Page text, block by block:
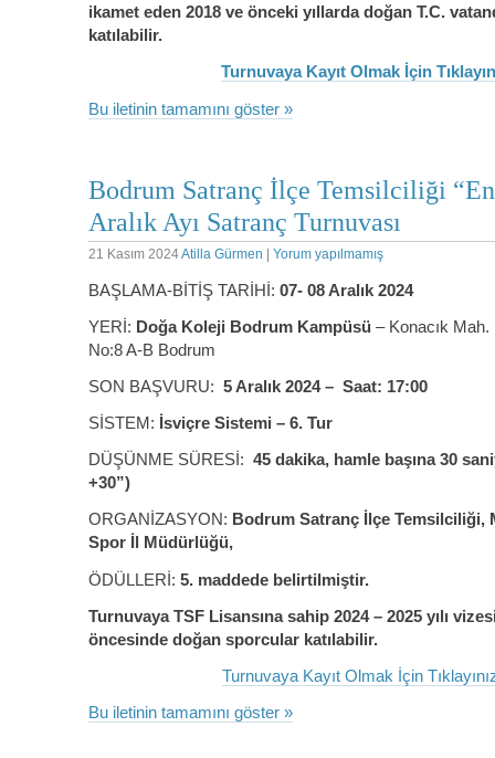
ikamet eden 2018 ve önceki yıllarda doğan T.C.
katılabilir.
Turnuvaya Kayıt Olmak İçin
Bu iletinin tamamını göster »
Bodrum Satranç İlçe Temsilciliği
Aralık Ayı Satranç Turnuvası
21 Kasım 2024Atilla Gürmen Yorum yapılmamış
BAŞLAMA-BİTİŞ TARİHİ: 07- 08 Aralık 2024
YERİ: Doğa Koleji Bodrum Kampüsü – Konacık
No:8 A-B Bodrum
SON BAŞVURU: 5 Aralık 2024 – Saat: 17:00
SİSTEM: İsviçre Sistemi – 6. Tur
DÜŞÜNME SÜRESİ: 45 dakika, hamle başına 30
+30”)
ORGANİZASYON: Bodrum Satranç İlçe Temsilciliği,
Spor İl Müdürlüğü,
ÖDÜLLERİ: 5. maddede belirtilmiştir.
Turnuvaya TSF Lisansına sahip 2024 – 2025 yılı
öncesinde doğan sporcular katılabilir.
Turnuvaya Kayıt Olmak İçin
Bu iletinin tamamını göster »